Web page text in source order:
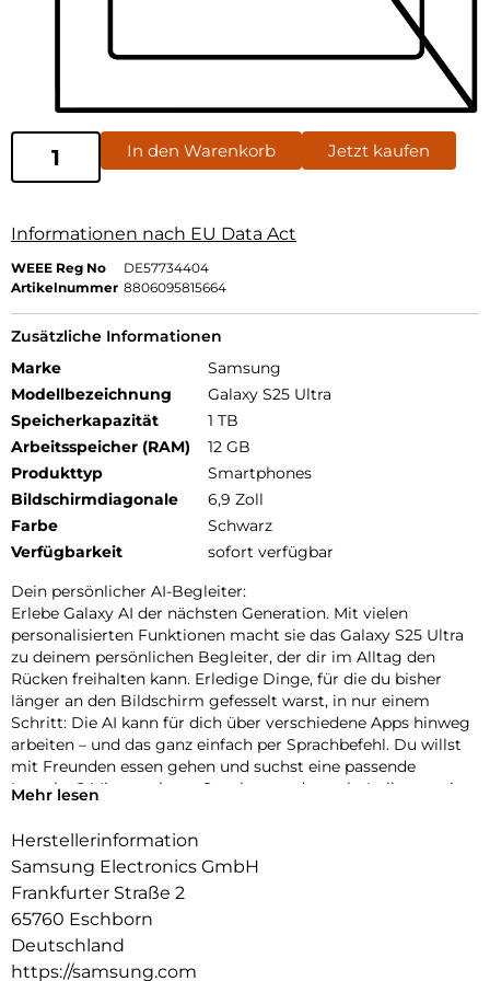
In den Warenkorb Jetzt kaufen
Informationen nach EU Data Act
WEEE Reg No
DE57734404
Artikelnummer 8806095815664
Zusätzliche Informationen
Marke
Samsung
Modellbezeichnung
Galaxy S25 Ultra
Speicherkapazität
1 TB
Arbeitsspeicher (RAM)
12 GB
Produkttyp
Smartphones
Bildschirmdiagonale
6,9 Zoll
Farbe
Schwarz
Verfügbarkeit
sofort verfügbar
Dein persönlicher AI-Begleiter:
Erlebe Galaxy AI der nächsten Generation. Mit vielen
personalisierten Funktionen macht sie das Galaxy S25 Ultra
zu deinem persönlichen Begleiter, der dir im Alltag den
Rücken freihalten kann. Erledige Dinge, für die du bisher
länger an den Bildschirm gefesselt warst, in nur einem
Schritt: Die AI kann für dich über verschiedene Apps hinweg
arbeiten – und das ganz einfach per Sprachbefehl. Du willst
mit Freunden essen gehen und suchst eine passende
Location? Mit nur einem Satz kannst du nach „Italiener mit
und die Zusammenfassung direkt in euren Gruppenchat
Auch darum kann sich jetzt dein Galaxy S25 Ultra kümmern.
In Form von automatischen Now Briefs versorgt es dich mit
Tipps und Updates rund um deine Routinen. Auf deiner
täglichen Strecke zum Büro ist heute viel Verkehr? Schon
erhältst du die Mitteilung, dass du 10 Minuten früher
Mehr lesen
Herstellerinformation
Samsung Electronics GmbH
Frankfurter Straße 2
65760 Eschborn
Deutschland
https://samsung.com